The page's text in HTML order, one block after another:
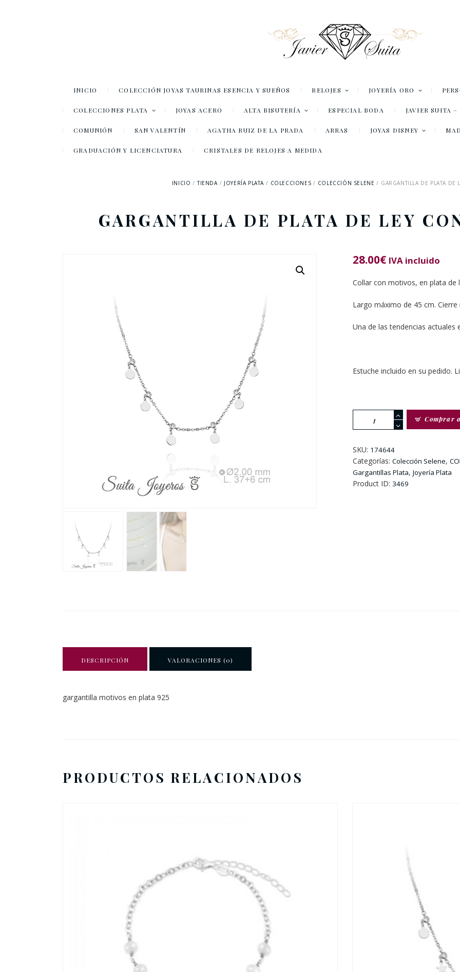
INICIO COLECCIÓN JOYAS TAURINAS ESENCIA Y SUEÑOS RELOJES JOYERÍA ORO
COLECCIONES PLATA JOYAS ACERO ALTA BISUTERÍA ESPECIAL BODA JAVIER SUITA
COMUNIÓN SAN VALENTÍN AGATHA RUIZ DE LA PRADA ARRAS JOYAS DISNEY
GRADUACIÓN Y LICENCIATURA CRISTALES DE RELOJES A MEDIDA
INICIO TIENDA JOYERÍA PLATA COLECCIONES COLECCIÓN SELENE GARGANTILLA DE PLATA DE
GARGANTILLA DE PLATA DE LEY
28.00€ IVA incluido
Collar con motivos, en plata de
Largo máximo de 45 cm.
Una de las tendencias actuales
Estuche incluido en su pedido.
de
Ley
con
zirconitas
Comprar
SKU: 174644
Categorías: Colección Selene,
Gargantillas Plata, Joyería Plata
Product ID: 3469
DESCRIPCIÓN VALORACIONES (0)
gargantilla motivos en plata 925
PRODUCTOS RELACIONADOS